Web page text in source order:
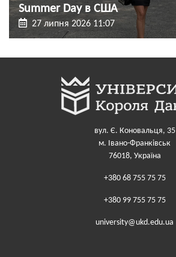
Summer Day в США
27 липня 2026 11:07
вул. Є. Коновальця, 35
м. Івано-Франківськ
76018, Україна
+380 68 755 75 75
+380 99 755 75 75
university@ukd.edu.ua